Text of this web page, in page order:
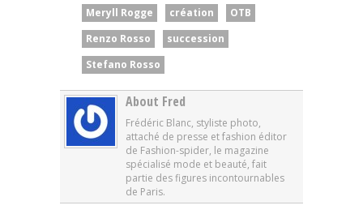
Meryll Rogge
création
OTB
Renzo Rosso
succession
Stefano Rosso
About Fred
Frédéric Blanc, styliste photo,
attaché de presse et fashion éditor
de Fashion-spider, le magazine
spécialisé mode et beauté, fait
partie des figures incontournables
de Paris.